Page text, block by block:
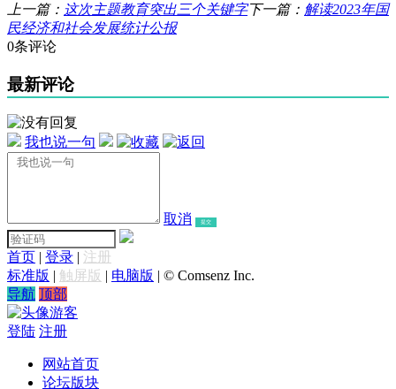
上一篇： 这次主题教育突出三个关键字下一篇： 解读2023年国
民经济和社会发展统计公报
0条评论
最新评论
我也说一句
取消 提交
首页 | 登录 | 注册
标准版 | 触屏版 | 电脑版 | © Comsenz Inc.
导航 顶部
游客
登陆 注册
网站首页
论坛版块